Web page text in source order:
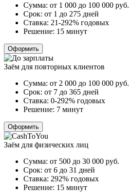
Сумма: от 1 000 до 100 000 руб.
Срок: от 1 до 275 дней
Ставка: 21-292% годовых
Решение: 15 минут
Оформить
Заём для повторных клиентов
Сумма: от 2 000 до 100 000 руб.
Срок: от 7 до 365 дней
Ставка: 0-292% годовых
Решение: 7 минут
Оформить
Заём для физических лиц
Сумма: от 500 до 30 000 руб.
Срок: от 6 до 31 дней
Ставка: 292% годовых
Решение: 15 минут